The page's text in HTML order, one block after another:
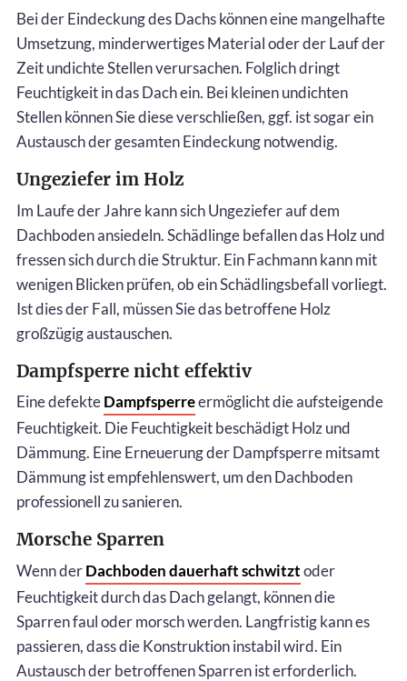
Bei der Eindeckung des Dachs können eine mangelhafte
Umsetzung, minderwertiges Material oder der Lauf der
Zeit undichte Stellen verursachen. Folglich dringt
Feuchtigkeit in das Dach ein. Bei kleinen undichten
Stellen können Sie diese verschließen, ggf. ist sogar ein
Austausch der gesamten Eindeckung notwendig.
Ungeziefer im Holz
Im Laufe der Jahre kann sich Ungeziefer auf dem
Dachboden ansiedeln. Schädlinge befallen das Holz und
fressen sich durch die Struktur. Ein Fachmann kann mit
wenigen Blicken prüfen, ob ein Schädlingsbefall vorliegt.
Ist dies der Fall, müssen Sie das betroffene Holz
großzügig austauschen.
Dampfsperre nicht effektiv
Eine defekteDampfsperreermöglicht die aufsteigende
Feuchtigkeit. Die Feuchtigkeit beschädigt Holz und
Dämmung. Eine Erneuerung der Dampfsperre mitsamt
Dämmung ist empfehlenswert, um den Dachboden
professionell zu sanieren.
Morsche Sparren
Wenn derDachboden dauerhaft schwitztoder
Feuchtigkeit durch das Dach gelangt, können die
Sparren faul oder morsch werden. Langfristig kann es
passieren, dass die Konstruktion instabil wird. Ein
Austausch der betroffenen Sparren ist erforderlich.